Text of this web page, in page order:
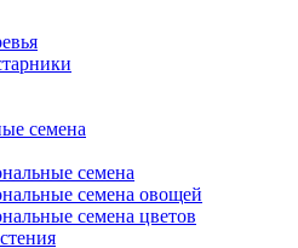
семена
семена
семена овощей
семена цветов